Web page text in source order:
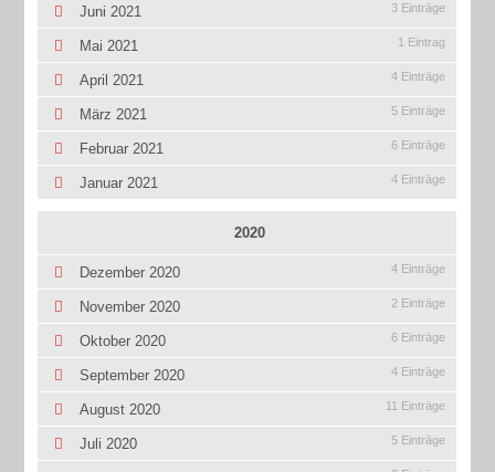
Juni 2021 3 Einträge
Mai 2021 1 Eintrag
April 2021 4 Einträge
März 2021 5 Einträge
Februar 2021 6 Einträge
Januar 2021 4 Einträge
2020
Dezember 2020 4 Einträge
November 2020 2 Einträge
Oktober 2020 6 Einträge
September 2020 4 Einträge
August 2020 11 Einträge
Juli 2020 5 Einträge